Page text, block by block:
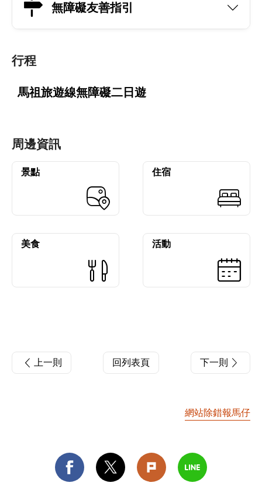
無障礙友善指引
行程
馬祖旅遊線無障礙二日遊
周邊資訊
景點 住宿
美食 活動
上一則 回列表頁 下一則
網站除錯報馬仔